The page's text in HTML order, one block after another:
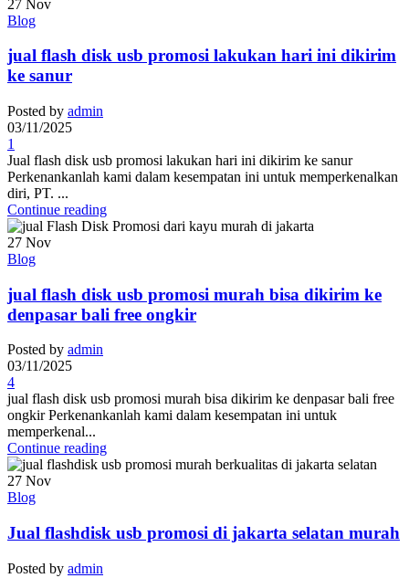
27 Nov
Blog
jual flash disk usb promosi lakukan hari ini dikirim
ke sanur
Posted by admin
03/11/2025
1
Jual flash disk usb promosi lakukan hari ini dikirim ke sanur
Perkenankanlah kami dalam kesempatan ini untuk memperkenalkan
diri, PT. ...
Continue reading
27 Nov
Blog
jual flash disk usb promosi murah bisa dikirim ke
denpasar bali free ongkir
Posted by admin
03/11/2025
4
jual flash disk usb promosi murah bisa dikirim ke denpasar bali free
ongkir Perkenankanlah kami dalam kesempatan ini untuk
memperkenal...
Continue reading
27 Nov
Blog
Jual flashdisk usb promosi di jakarta selatan murah
Posted by admin